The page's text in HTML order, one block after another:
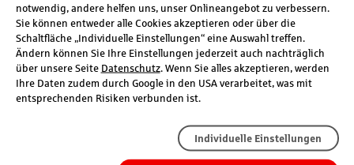
notwendig, andere helfen uns, unser Onlineangebot zu verbessern.
Sie können entweder alle Cookies akzeptieren oder über die
Schaltfläche „Individuelle Einstellungen“ eine Auswahl treffen.
Ändern können Sie Ihre Einstellungen jederzeit auch nachträglich
über unsere Seite Datenschutz. Wenn Sie alles akzeptieren, werden
Ihre Daten zudem durch Google in den USA verarbeitet, was mit
entsprechenden Risiken verbunden ist.
Individuelle Einstellungen